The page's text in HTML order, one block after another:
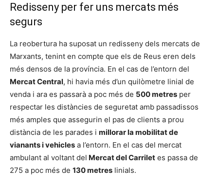
Redisseny per fer uns mercats més
segurs
La reobertura ha suposat un redisseny dels mercats de
Marxants, tenint en compte que els de Reus eren dels
més densos de la província. En el cas de l’entorn del
Mercat Central, hi havia més d’un quilòmetre linial de
venda i ara es passarà a poc més de 500 metres per
respectar les distàncies de seguretat amb passadissos
més amples que assegurin el pas de clients a prou
distància de les parades i millorar la mobilitat de
vianants i vehicles a l’entorn. En el cas del mercat
ambulant al voltant del Mercat del Carrilet es passa de
275 a poc més de 130 metres linials.